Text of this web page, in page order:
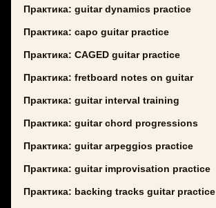
Практика: guitar dynamics practice
Практика: capo guitar practice
Практика: CAGED guitar practice
Практика: fretboard notes on guitar
Практика: guitar interval training
Практика: guitar chord progressions
Практика: guitar arpeggios practice
Практика: guitar improvisation practice
Практика: backing tracks guitar practice